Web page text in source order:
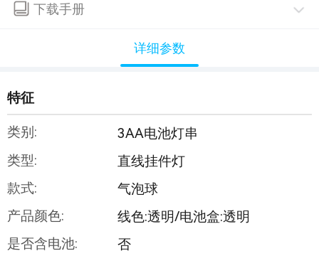
下载手册
详细参数
特征
类别:
3AA电池灯串
类型:
直线挂件灯
款式:
气泡球
产品颜色:
线色:透明/电池盒:透明
是否含电池:
否